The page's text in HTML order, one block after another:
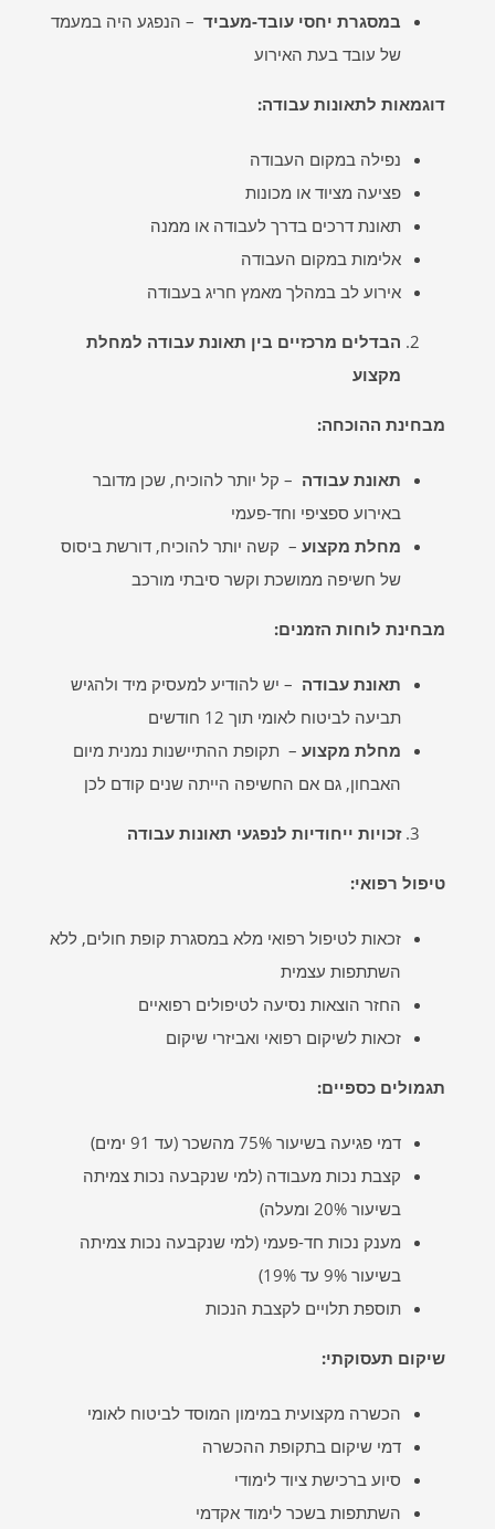
במסגרת יחסי עובד-מעביד – הנפגע היה במעמד
של עובד בעת האירוע
דוגמאות לתאונות עבודה:
נפילה במקום העבודה
פציעה מציוד או מכונות
תאונת דרכים בדרך לעבודה או ממנה
אלימות במקום העבודה
אירוע לב במהלך מאמץ חריג בעבודה
הבדלים מרכזיים בין תאונת עבודה למחלת
מקצוע
מבחינת ההוכחה:
תאונת עבודה – קל יותר להוכיח, שכן מדובר
באירוע ספציפי וחד-פעמי
מחלת מקצוע – קשה יותר להוכיח, דורשת ביסוס
של חשיפה ממושכת וקשר סיבתי מורכב
מבחינת לוחות הזמנים:
תאונת עבודה – יש להודיע למעסיק מיד ולהגיש
תביעה לביטוח לאומי תוך 12 חודשים
מחלת מקצוע – תקופת ההתיישנות נמנית מיום
האבחון, גם אם החשיפה הייתה שנים קודם לכן
זכויות ייחודיות לנפגעי תאונות עבודה
טיפול רפואי:
זכאות לטיפול רפואי מלא במסגרת קופת חולים, ללא
השתתפות עצמית
החזר הוצאות נסיעה לטיפולים רפואיים
זכאות לשיקום רפואי ואביזרי שיקום
תגמולים כספיים:
דמי פגיעה בשיעור 75% מהשכר (עד 91 ימים)
קצבת נכות מעבודה (למי שנקבעה נכות צמיתה
בשיעור 20% ומעלה)
מענק נכות חד-פעמי (למי שנקבעה נכות צמיתה
בשיעור 9% עד 19%)
תוספת תלויים לקצבת הנכות
שיקום תעסוקתי:
הכשרה מקצועית במימון המוסד לביטוח לאומי
דמי שיקום בתקופת ההכשרה
סיוע ברכישת ציוד לימודי
השתתפות בשכר לימוד אקדמי